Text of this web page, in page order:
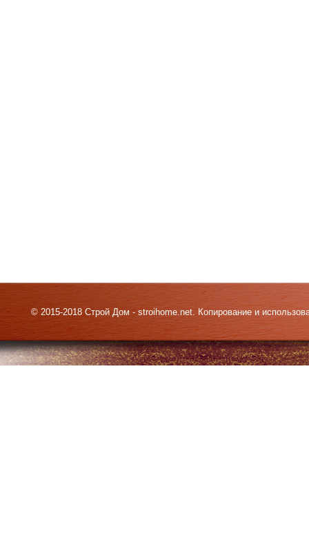
© 2015-2018 Строй Дом - stroihome.net. Копирование и